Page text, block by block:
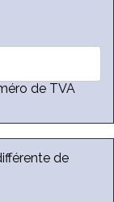
de TVA
de